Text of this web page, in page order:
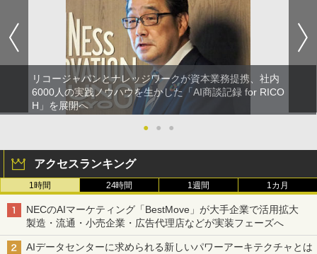
リコージャパンとナレッジワークが資本業務提携、社内
6000人の実践ノウハウを生かした「AI商談記録 for RICO
H」を展開へ
●
● ●
アクセスランキング
1時間 24時間 1週間 1カ月
NECのAIマーケティング「BestMove」が大手企業で活用拡大
製造・流通・小売企業・広告代理店などが実装フェーズへ
AIデータセンターに求められる新しいパワーアーキテクチャとは